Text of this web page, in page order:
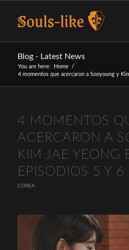
Blog - Latest News
You are here: Home
/
4 momentos que acercaron a Sooyoung y
4 MOMENTOS
ACERCARON A
KIM JAE YEONG
EPISODIOS 5 Y 6
COREA